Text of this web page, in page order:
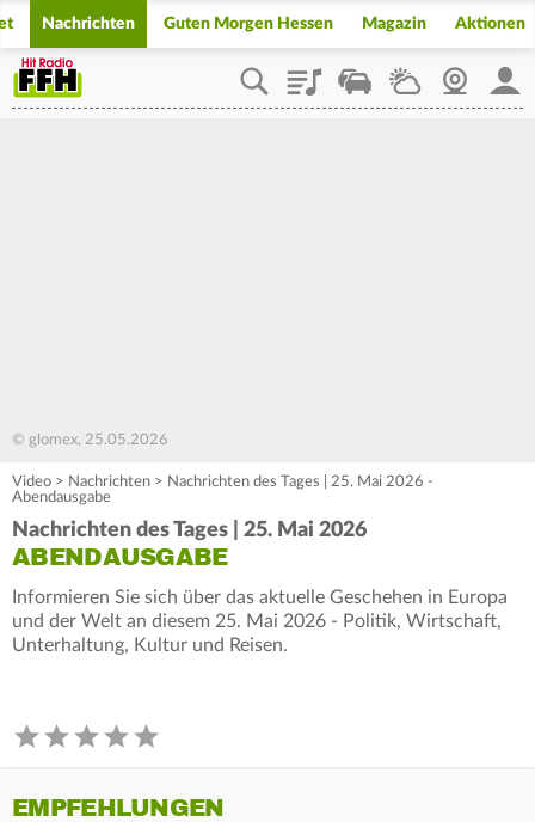
Nachrichten Guten Morgen Hessen Magazin Aktionen
PlaylistStaupilotWetterWebcam
© glomex, 25.05.2026
Video > Nachrichten > Nachrichten des Tages | 25. Mai 2026 -
Abendausgabe
Nachrichten des Tages | 25. Mai 2026
ABENDAUSGABE
Informieren Sie sich über das aktuelle Geschehen in Europa
und der Welt an diesem 25. Mai 2026 - Politik, Wirtschaft,
Unterhaltung, Kultur und Reisen.
EMPFEHLUNGEN